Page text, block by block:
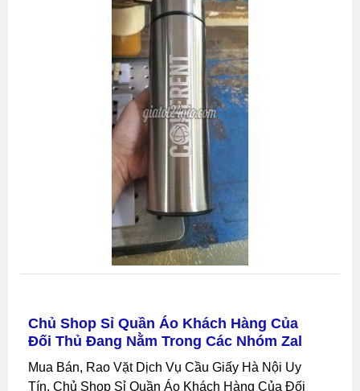
Chủ Shop Sỉ Quần Áo Khách Hàng Của
Đối Thủ Đang Nằm Trong Các Nhóm Zal
Mua Bán, Rao Vặt Dịch Vụ Cầu Giấy Hà Nội Uy
Tín, Chủ Shop Sỉ Quần Áo Khách Hàng Của Đối